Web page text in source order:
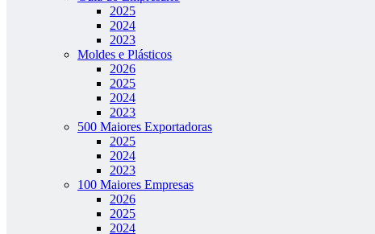
2025
2024
2023
Moldes e Plásticos
2026
2025
2024
2023
500 Maiores Exportadoras
2025
2024
2023
100 Maiores Empresas
2026
2025
2024